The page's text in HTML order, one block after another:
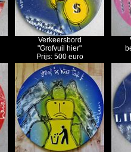
Verkeersbord
"Grofvuil hier"
Prijs: 500 euro